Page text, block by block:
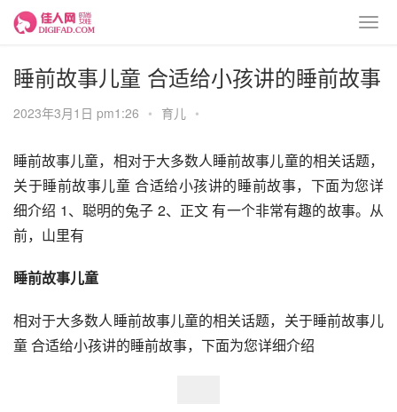
睡前故事儿童 合适给小孩讲的睡前故事
2023年3月1日 pm1:26 • 育儿 •
睡前故事儿童，相对于大多数人睡前故事儿童的相关话题，
关于睡前故事儿童 合适给小孩讲的睡前故事，下面为您详
细介绍 1、聪明的兔子 2、正文 有一个非常有趣的故事。从
前，山里有
睡前故事儿童
相对于大多数人睡前故事儿童的相关话题，关于睡前故事儿
童 合适给小孩讲的睡前故事，下面为您详细介绍